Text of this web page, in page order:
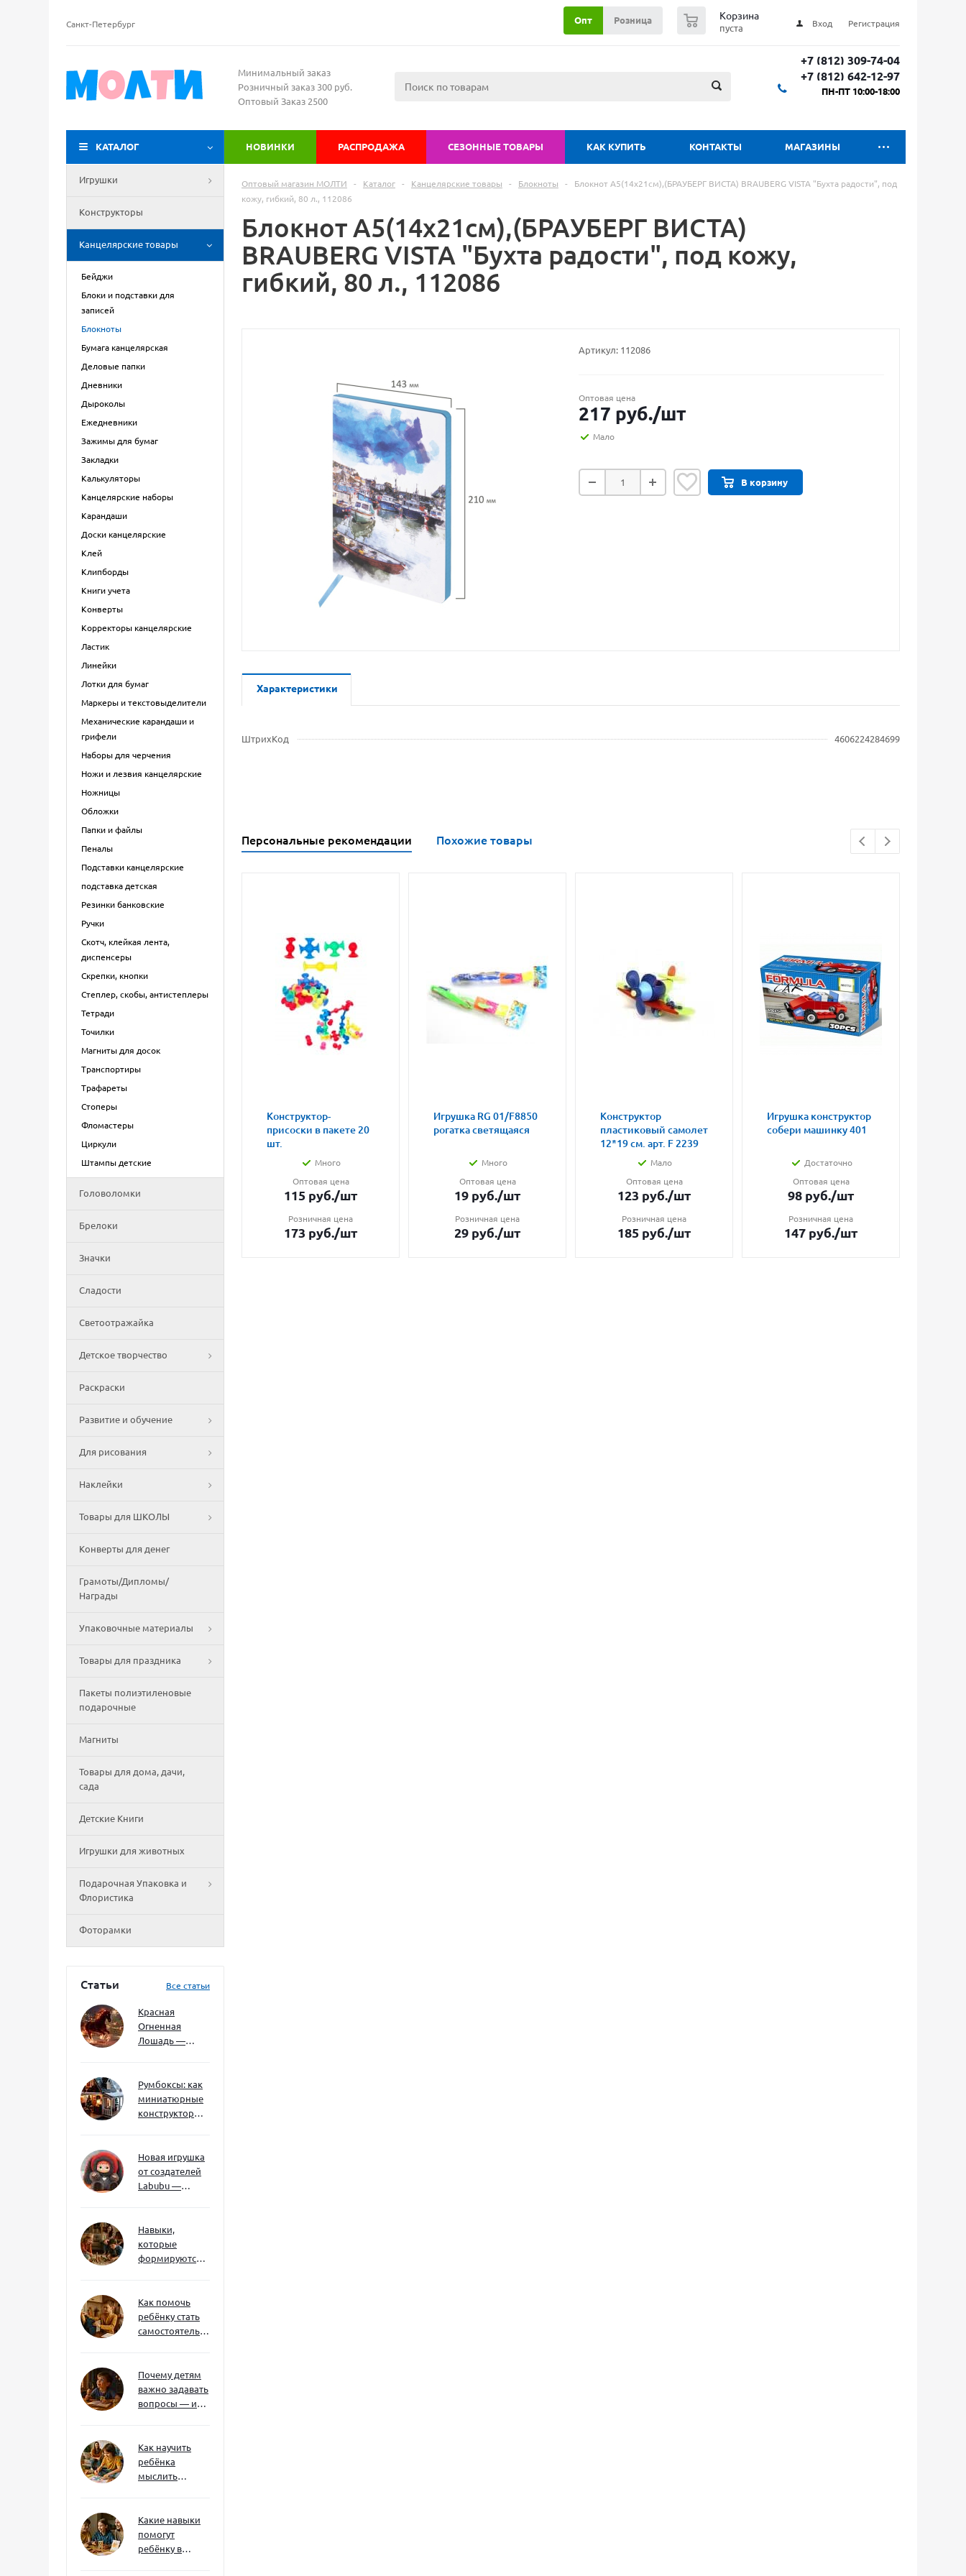
Санкт-Петербург Вход Регистрация
Корзина
пуста
Опт Розница
Минимальный заказ
Розничный заказ 300 руб.
Оптовый Заказ 2500
+7 (812) 309-74-04
+7 (812) 642-12-97
ПН-ПТ 10:00-18:00
КАТАЛОГ НОВИНКИ РАСПРОДАЖА СЕЗОННЫЕ ТОВАРЫ КАК КУПИТЬ КОНТАКТЫ МАГАЗИНЫ
Игрушки
Конструкторы
Канцелярские товары
Бейджи
Блоки и подставки для
записей
Блокноты
Бумага канцелярская
Деловые папки
Дневники
Дыроколы
Ежедневники
Зажимы для бумаг
Закладки
Калькуляторы
Канцелярские наборы
Карандаши
Доски канцелярские
Клей
Клипборды
Книги учета
Конверты
Корректоры канцелярские
Ластик
Линейки
Лотки для бумаг
Маркеры и текстовыделители
Механические карандаши и
грифели
Наборы для черчения
Ножи и лезвия канцелярские
Ножницы
Обложки
Папки и файлы
Пеналы
Подставки канцелярские
подставка детская
Резинки банковские
Ручки
Скотч, клейкая лента,
диспенсеры
Скрепки, кнопки
Степлер, скобы, антистеплеры
Тетради
Точилки
Магниты для досок
Транспортиры
Трафареты
Стоперы
Фломастеры
Циркули
Штампы детские
Головоломки
Брелоки
Значки
Сладости
Светоотражайка
Детское творчество
Раскраски
Развитие и обучение
Для рисования
Наклейки
Товары для ШКОЛЫ
Конверты для денег
Грамоты/Дипломы/
Награды
Упаковочные материалы
Товары для праздника
Пакеты полиэтиленовые
подарочные
Магниты
Товары для дома, дачи,
сада
Детские Книги
Игрушки для животных
Подарочная Упаковка и
Флористика
Фоторамки
Статьи Все статьи
Красная
Огненная
Лошадь —
ждать и как
подготовиться
Румбоксы: как
миниатюрные
конструкторы
мышление и
внимание к
деталям
Новая игрушка
от создателей
Labubu —
Навыки,
которые
формируются
ребёнка
успешным
Как помочь
ребёнку стать
самостоятельным
Почему детям
важно задавать
вопросы — и
Как научить
ребёнка
мыслить
сложностей
Какие навыки
помогут
ребёнку в
Оптовый магазин МОЛТИ - Каталог - Канцелярские товары - Блокноты -
Блокнот А5(14x21см),(БРАУБЕРГ ВИСТА) BRAUBERG VISTA "Бухта радости", под
кожу, гибкий, 80 л., 112086
Блокнот А5(14x21см),(БРАУБЕРГ ВИСТА)
BRAUBERG VISTA "Бухта радости", под кожу,
гибкий, 80 л., 112086
Артикул: 112086
Оптовая цена
217 руб./шт
Мало
В корзину
Характеристики
ШтрихКод 4606224284699
Персональные рекомендации Похожие товары
Конструктор-
присоски в пакете 20
шт.
Много
Оптовая цена
115 руб./шт
Розничная цена
173 руб./шт
Игрушка RG 01/F8850
рогатка светящаяся
Много
Оптовая цена
19 руб./шт
Розничная цена
29 руб./шт
Конструктор
пластиковый самолет
12*19 см. арт. F 2239
Мало
Оптовая цена
123 руб./шт
Розничная цена
185 руб./шт
Игрушка конструктор
собери машинку 401
Достаточно
Оптовая цена
98 руб./шт
Розничная цена
147 руб./шт